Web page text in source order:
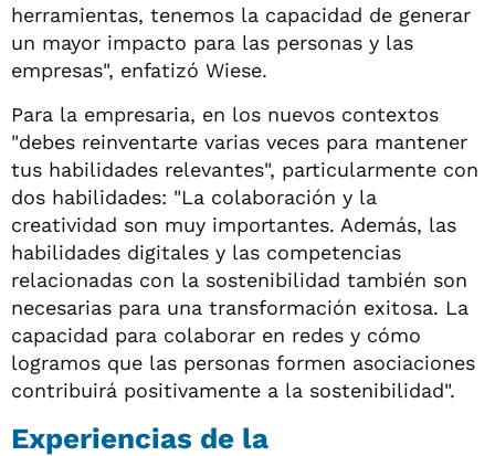
herramientas, tenemos la capacidad de generar
un mayor impacto para las personas y las
empresas", enfatizó Wiese.
Para la empresaria, en los nuevos contextos
"debes reinventarte varias veces para mantener
tus habilidades relevantes", particularmente con
dos habilidades: "La colaboración y la
creatividad son muy importantes. Además, las
habilidades digitales y las competencias
relacionadas con la sostenibilidad también son
necesarias para una transformación exitosa. La
capacidad para colaborar en redes y cómo
logramos que las personas formen asociaciones
contribuirá positivamente a la sostenibilidad".
Experiencias de la